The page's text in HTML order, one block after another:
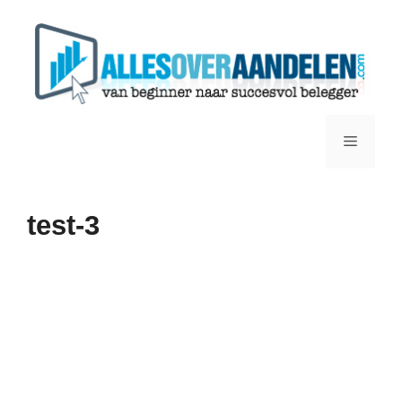
Menu
test-3